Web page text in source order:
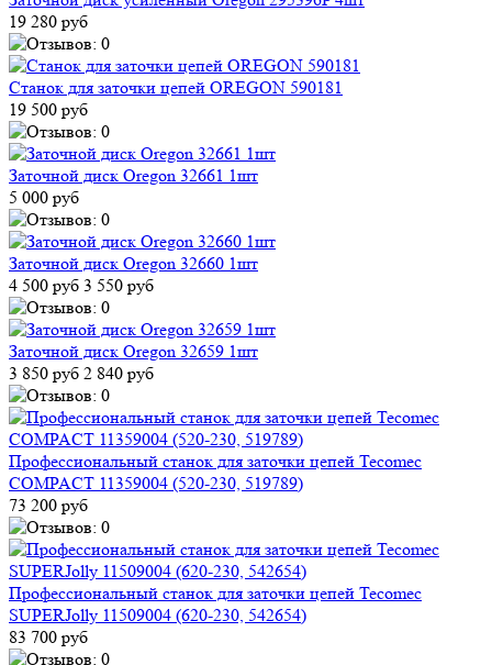
19 280 руб
Станок для заточки цепей OREGON 590181
19 500 руб
Заточной диск Oregon 32661 1шт
5 000 руб
Заточной диск Oregon 32660 1шт
4 500 руб 3 550 руб
Заточной диск Oregon 32659 1шт
3 850 руб 2 840 руб
Профессиональный станок для заточки цепей Tecomec
COMPACT 11359004 (520-230, 519789)
73 200 руб
Профессиональный станок для заточки цепей Tecomec
SUPERJolly 11509004 (620-230, 542654)
83 700 руб